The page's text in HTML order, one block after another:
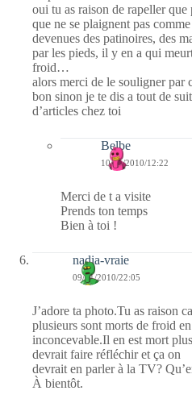
oui tu as raison de rapeller
que ne se plaignent pas
devenues des patinoires, des
par les pieds, il y en a qui
froid…
alors merci de le souligner par
bon sinon je te dis a tout de
d’articles chez toi
Belbe
10/01/2010/12:22
Merci de t a visite
Prends ton temps
Bien à toi !
nadia-vraie
09/01/2010/22:05
J’adore ta photo.Tu as raison
plusieurs sont morts de froid
inconcevable.Il en est mort
devrait faire réfléchir et ça on
devrait en parler à la TV?
À bientôt.